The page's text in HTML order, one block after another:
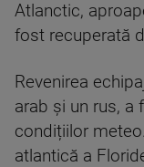
Atlanctic,
fost recuperată
Revenirea
arab și un rus, a
condițiilor
atlantică a